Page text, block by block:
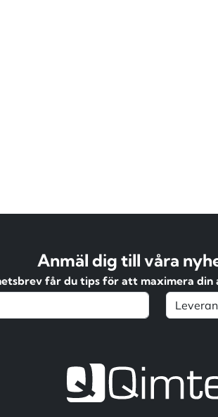
Anmäl dig till våra
får du tips för att maximera din